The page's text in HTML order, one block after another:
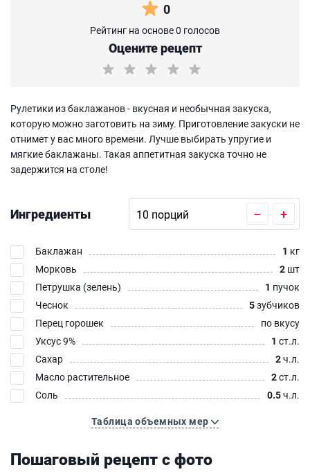
0
Рейтинг на основе 0 голосов
Оцените рецепт
Рулетики из баклажанов - вкусная и необычная закуска,
которую можно заготовить на зиму. Приготовление закуски не
отнимет у вас много времени. Лучше выбирать упругие и
мягкие баклажаны. Такая аппетитная закуска точно не
задержится на столе!
Ингредиенты – +
Баклажан 1 кг
Морковь
2 шт
Петрушка (зелень)
1 пучок
Чеснок
5зубчиков
Перец горошек
по вкусу
Уксус 9%
1 ст.л.
Сахар
2ч.л.
Масло растительное
2ст.л.
Соль
0.5ч.л.
Таблица объемных мер
Пошаговый рецепт с фото